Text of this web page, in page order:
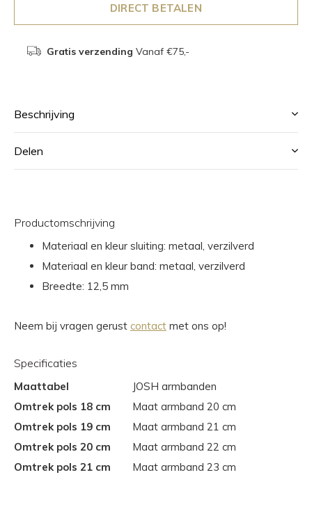
DIRECT BETALEN
Gratis verzending Vanaf €75,-
Beschrijving
Delen
Productomschrijving
Materiaal en kleur sluiting: metaal, verzilverd
Materiaal en kleur band: metaal, verzilverd
Breedte: 12,5 mm
Neem bij vragen gerust contact met ons op!
Specificaties
Maattabel
JOSH armbanden
Omtrek pols 18 cm
Maat armband 20 cm
Omtrek pols 19 cm
Maat armband 21 cm
Omtrek pols 20 cm
Maat armband 22 cm
Omtrek pols 21 cm
Maat armband 23 cm